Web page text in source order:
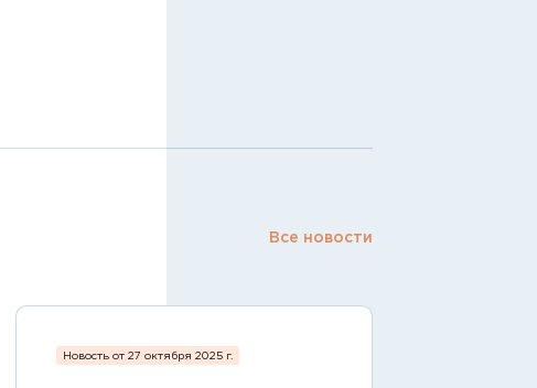
Все новости
Новость от 27 октября 2025 г.